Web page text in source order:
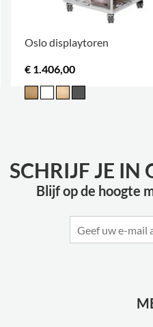
Oslo displaytoren
€ 1.406,00
SCHRIJF JE IN
Blijf op de hoogte